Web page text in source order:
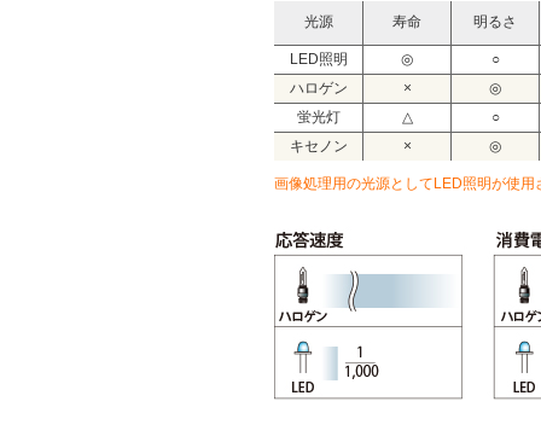
光源 寿命 明るさ
LED照明 ◎
○
ハロゲン
×
◎
蛍光灯
△
○
キセノン
× ◎
画像処理用の光源としてLED照明が使